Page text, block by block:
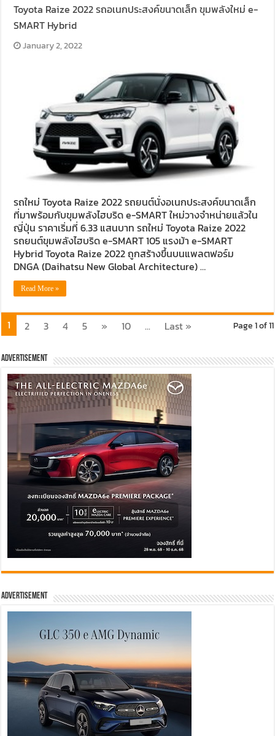
Toyota Raize 2022 รถอเนกประสงค์ขนาดเล็ก ขุมพลังใหม่ e-
SMART Hybrid
January 2, 2022
รถใหม่ Toyota Raize 2022 รถยนต์นั่งอเนกประสงค์ขนาดเล็ก
ที่มาพร้อมกับขุมพลังไฮบริด e-SMART ใหม่วางจำหน่ายแล้วใน
ญี่ปุ่น ราคาเริ่มที่ 6.33 แสนบาท รถใหม่ Toyota Raize 2022
รถยนต์ขุมพลังไฮบริด e-SMART 105 แรงม้า e-SMART
Hybrid Toyota Raize 2022 ถูกสร้างขึ้นบนแพลตฟอร์ม
DNGA (Daihatsu New Global Architecture) …
Read More »
Page 1 of 11
1 2 3 4 5 » 10 ... Last »
Advertisement
Advertisement